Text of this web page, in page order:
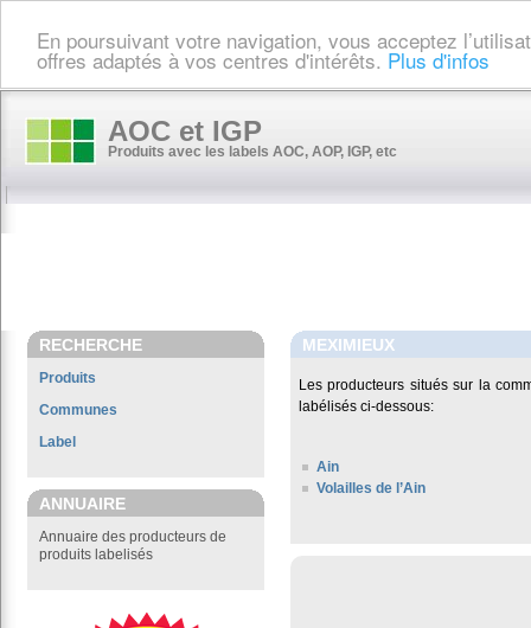
En poursuivant votre navigation, vous acceptez
offres adaptés à vos centres d'intérêts. Plus d'infos
AOC et IGP
Produits avec les labels AOC, AOP, IGP, etc
RECHERCHE
Produits
Communes
Label
ANNUAIRE
Annuaire des producteurs de
produits labelisés
MEXIMIEUX
Les producteurs situés sur la
labélisés ci-dessous:
Ain
Volailles de l’Ain